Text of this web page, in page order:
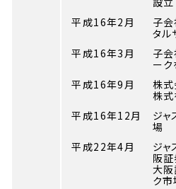
平成16年2月
子
タル
平成16年3月
子
ー
平成16年9月
株
株
平成16年12月
ジ
場
平成22年4月
ジ
阪
大阪
ク